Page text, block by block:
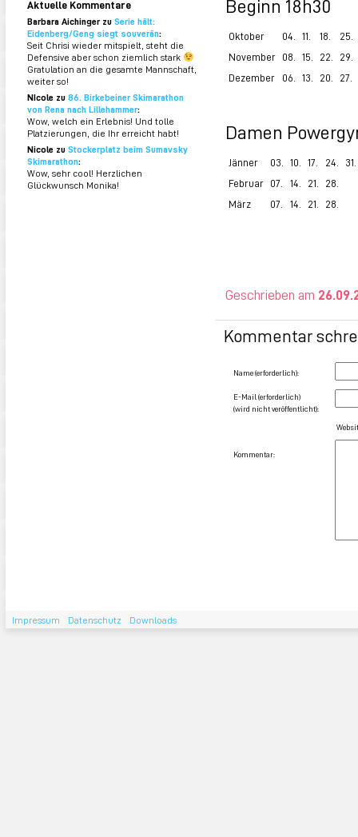
Aktuelle Kommentare
Barbara Aichinger zu Serie hält:
Eidenberg/Geng siegt souverän:
Seit Chrisi wieder mitspielt, steht die
Defensive aber schon ziemlich stark
Gratulation an die gesamte Mannschaft,
weiter so!
NIcole zu 86. Birkebeiner Skimarathon
von Rena nach Lillehammer:
Wow, welch ein Erlebnis! Und tolle
Platzierungen, die Ihr erreicht habt!
Nicole zu Stockerplatz beim Sumavsky
Skimarathon:
Wow, sehr cool! Herzlichen
Glückwunsch Monika!
Beginn 18h30
Oktober 04. 11. 18.
25.
November 08. 15. 22.
29.
Dezember 06. 13. 20. 27.
Damen
Jänner 03. 10. 17. 24.
31.
Februar 07. 14. 21.
28.
März
07. 14. 21. 28.
Geschrieben am
Kommentar
Name (erforderlich):
E-Mail (erforderlich)
(wird nicht veröffentlicht):
Kommentar:
Impressum Datenschutz Downloads